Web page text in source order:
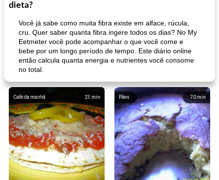
dieta?
Você já sabe como muita fibra existe em alface, rúcula,
cru. Quer saber quanta fibra ingere todos os dias? No My
Eetmeter você pode acompanhar o que você come e
bebe por um longo período de tempo. Este diário online
então calcula quanta energia e nutrientes você consome
no total.
23 min
Café da manhã 70 min
Pães